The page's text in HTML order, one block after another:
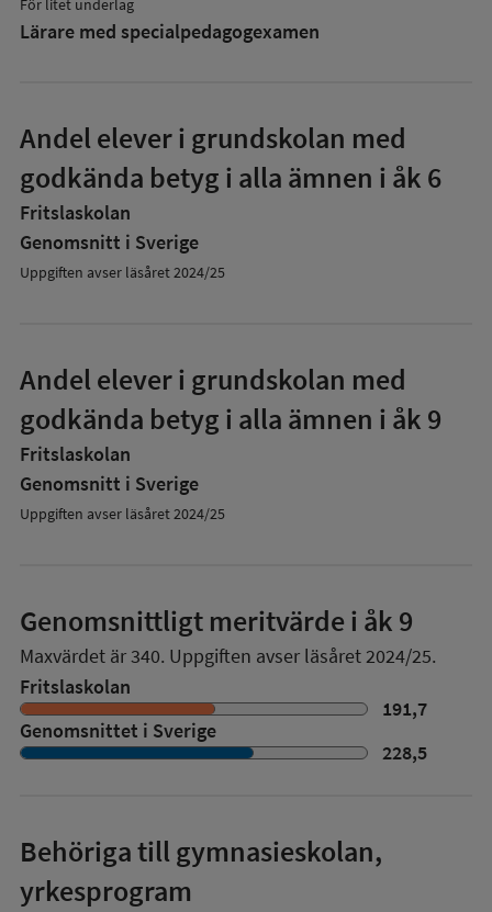
För litet underlag
Lärare med specialpedagog­examen
Andel elever i grundskolan med
godkända betyg i alla ämnen i åk 6
Fritslaskolan
Genomsnitt i Sverige
Uppgiften avser läsåret 2024/25
Andel elever i grundskolan med
godkända betyg i alla ämnen i åk 9
Fritslaskolan
Genomsnitt i Sverige
Uppgiften avser läsåret 2024/25
Genomsnittligt meritvärde i åk 9
Maxvärdet är 340. Uppgiften avser läsåret 2024/25.
Fritslaskolan
191,7
Genomsnittet i Sverige
228,5
Behöriga till gymnasieskolan,
yrkesprogram